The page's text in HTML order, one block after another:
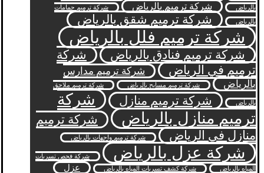
بالرياض
شركة ترميم بالرياض شركة ترميم حمامات
بالرياض شركة ترميم شقق بالرياض
شركة ترميم فلل بالرياض
شركة ترميم فنادق بالرياض
شركة
ترميم في الرياض
شركة ترميم مدارس
بالرياض
شركة ترميم مسابح بالرياض شركة ترميم ملاحق
بالرياض شركة ترميم منازل
شركة
ترميم منازل بالرياض
شركة ترميم
منازل في الرياض
شركة ترميم واجهات بالرياض
شركة عزل بالرياض
شركة فحص تسربات
المياه بالرياض
شركة كشف تسربات المياه بالرياض عزل